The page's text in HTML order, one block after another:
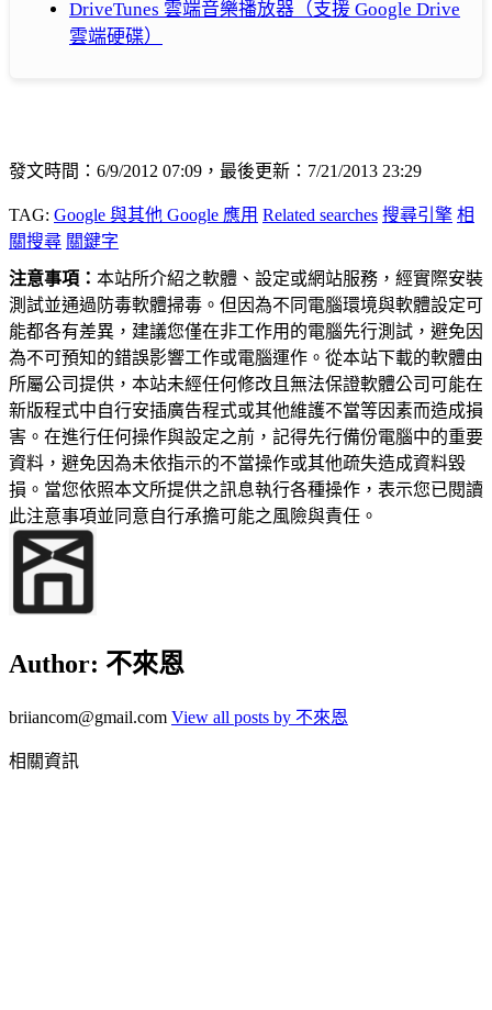
DriveTunes 雲端音樂播放器（支援 Google Drive
雲端硬碟）
發文時間：6/9/2012 07:09，最後更新：7/21/2013 23:29
TAG: Google 與其他 Google 應用 Related searches 搜尋引擎 相
關搜尋 關鍵字
注意事項： 本站所介紹之軟體、設定或網站服務，經實際安裝
測試並通過防毒軟體掃毒。但因為不同電腦環境與軟體設定可
能都各有差異，建議您僅在非工作用的電腦先行測試，避免因
為不可預知的錯誤影響工作或電腦運作。從本站下載的軟體由
所屬公司提供，本站未經任何修改且無法保證軟體公司可能在
新版程式中自行安插廣告程式或其他維護不當等因素而造成損
害。在進行任何操作與設定之前，記得先行備份電腦中的重要
資料，避免因為未依指示的不當操作或其他疏失造成資料毀
損。當您依照本文所提供之訊息執行各種操作，表示您已閱讀
此注意事項並同意自行承擔可能之風險與責任。
Author: 不來恩
briiancom@gmail.com View all posts by 不來恩
相關資訊